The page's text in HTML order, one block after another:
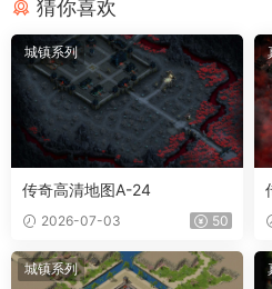
猜你喜欢
城镇系列
传奇高清地图A-24
2026-07-03 50
城镇系列